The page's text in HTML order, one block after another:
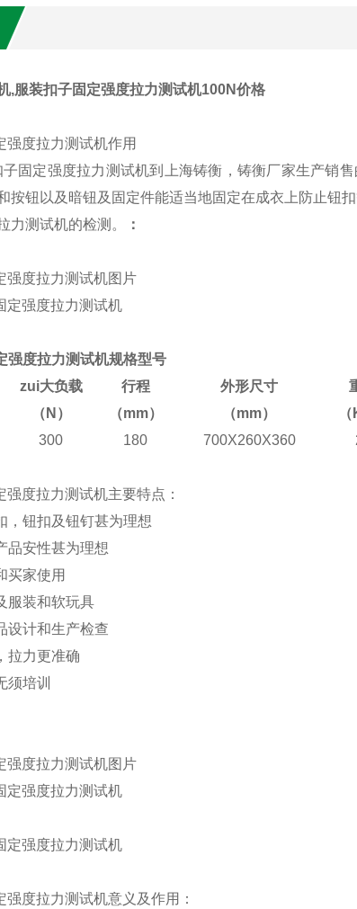
,服装扣子固定强度拉力测试机100N价格
强度拉力测试机作用
固定强度拉力测试机到上海铸衡，铸衡厂家生产销
按钮以及暗钮及固定件能适当地固定在成衣上防止钮
力测试机的检测。
：
强度拉力测试机图片
强度拉力测试机规格型号
zui大负载
（N）
行程
（mm）
外形尺寸
（mm）
300 180 700X260X360
强度拉力测试机主要特点：
，钮扣及钮钉甚为理想
品安性甚为理想
买家使用
服装和软玩具
设计和生产检查
拉力更准确
须培训
强度拉力测试机图片
强度拉力测试机意义及作用：